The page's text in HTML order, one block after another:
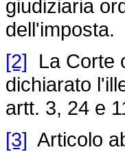
giudiziaria
dell'imposta.
[2] La Corte
dichiarato
artt. 3, 24 e
[3] Articolo